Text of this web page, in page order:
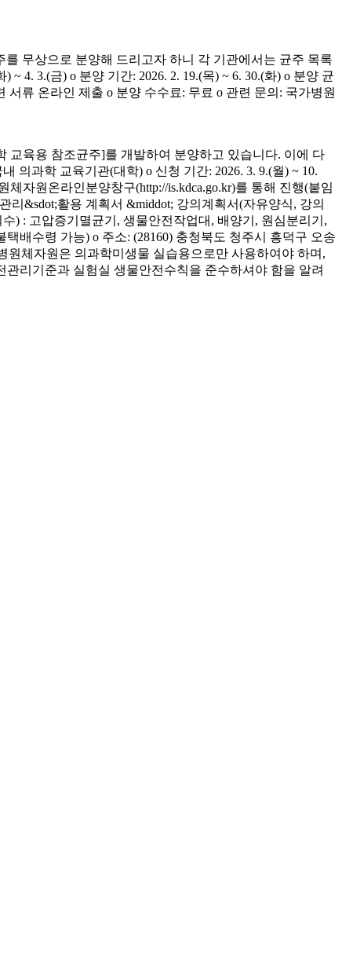
무상으로 분양해 드리고자 하니 각 기관에서는 균주 목록
4. 3.(금) o 분양 기간: 2026. 2. 19.(목) ~ 6. 30.(화) o 분양 균
서류 온라인 제출 o 분양 수수료: 무료 o 관련 문의: 국가병원
교육용 참조균주]를 개발하여 분양하고 있습니다. 이에 다
의과학 교육기관(대학) o 신청 기간: 2026. 3. 9.(월) ~ 10.
자원온라인분양창구(http://is.kdca.go.kr)를 통해 진행(붙임
&sdot;활용 계획서 &middot; 강의계획서(자유양식, 강의
) : 고압증기멸균기, 생물안전작업대, 배양기, 원심분리기,
배수령 가능) o 주소: (28160) 충청북도 청주시 흥덕구 오송
원체자원은 의과학미생물 실습용으로만 사용하여야 하며,
리기준과 실험실 생물안전수칙을 준수하셔야 함을 알려